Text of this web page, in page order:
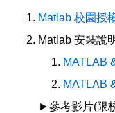
Matlab 校園授
Matlab 安裝說
MATLAB
MATLAB
►參考影片(限